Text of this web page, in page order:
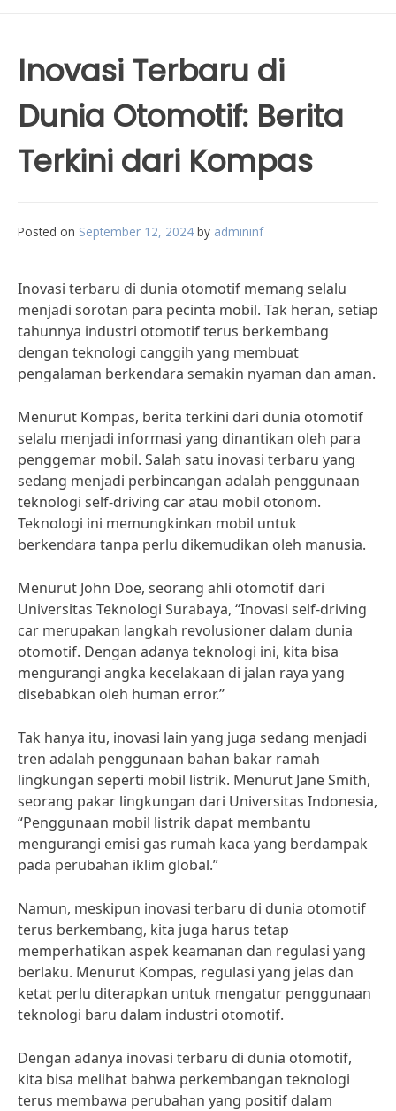
Inovasi Terbaru di
Dunia Otomotif: Berita
Terkini dari Kompas
Posted on September 12, 2024 by admininf
Inovasi terbaru di dunia otomotif memang selalu
menjadi sorotan para pecinta mobil. Tak heran, setiap
tahunnya industri otomotif terus berkembang
dengan teknologi canggih yang membuat
pengalaman berkendara semakin nyaman dan aman.
Menurut Kompas, berita terkini dari dunia otomotif
selalu menjadi informasi yang dinantikan oleh para
penggemar mobil. Salah satu inovasi terbaru yang
sedang menjadi perbincangan adalah penggunaan
teknologi self-driving car atau mobil otonom.
Teknologi ini memungkinkan mobil untuk
berkendara tanpa perlu dikemudikan oleh manusia.
Menurut John Doe, seorang ahli otomotif dari
Universitas Teknologi Surabaya, “Inovasi self-driving
car merupakan langkah revolusioner dalam dunia
otomotif. Dengan adanya teknologi ini, kita bisa
mengurangi angka kecelakaan di jalan raya yang
disebabkan oleh human error.”
Tak hanya itu, inovasi lain yang juga sedang menjadi
tren adalah penggunaan bahan bakar ramah
lingkungan seperti mobil listrik. Menurut Jane Smith,
seorang pakar lingkungan dari Universitas Indonesia,
“Penggunaan mobil listrik dapat membantu
mengurangi emisi gas rumah kaca yang berdampak
pada perubahan iklim global.”
Namun, meskipun inovasi terbaru di dunia otomotif
terus berkembang, kita juga harus tetap
memperhatikan aspek keamanan dan regulasi yang
berlaku. Menurut Kompas, regulasi yang jelas dan
ketat perlu diterapkan untuk mengatur penggunaan
teknologi baru dalam industri otomotif.
Dengan adanya inovasi terbaru di dunia otomotif,
kita bisa melihat bahwa perkembangan teknologi
terus membawa perubahan yang positif dalam